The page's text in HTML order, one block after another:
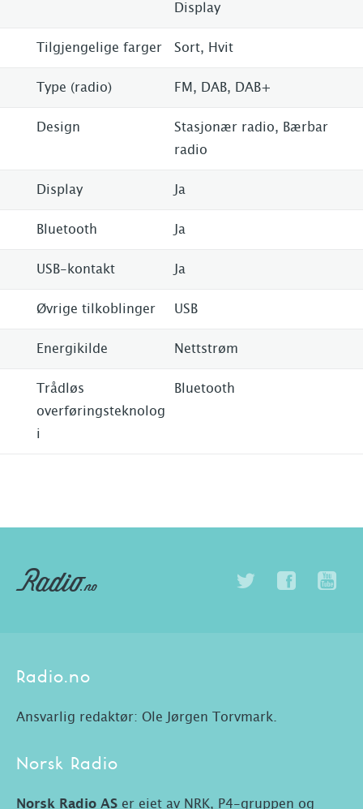
Display
Tilgjengelige farger Sort, Hvit
Type (radio) FM, DAB, DAB+
Design
Stasjonær radio, Bærbar
radio
Display Ja
Bluetooth Ja
USB-kontakt Ja
Øvrige tilkoblinger USB
Energikilde Nettstrøm
Trådløs
overføringsteknolog
i
Bluetooth
Radio.no
Ansvarlig redaktør: Ole Jørgen Torvmark.
Norsk Radio
Norsk Radio AS er eiet av NRK, P4-gruppen og